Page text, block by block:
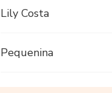
Lily Costa
Pequenina